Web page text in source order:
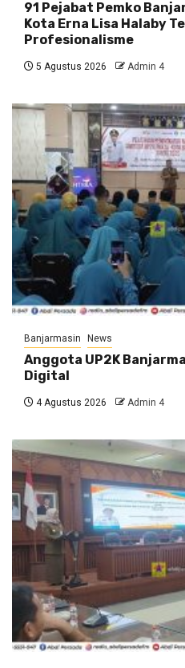
91 Pejabat Pemko
Kota Erna Lisa Halaby
Profesionalisme
5 Agustus 2026 Admin 4
Banjarmasin News
Anggota UP2K
Digital
4 Agustus 2026 Admin 4